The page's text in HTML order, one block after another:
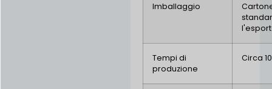
Imballaggio
Tempi di
produzione
Circa